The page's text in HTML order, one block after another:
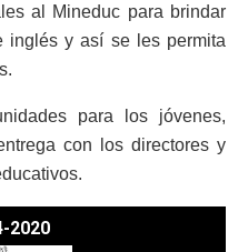
al Mineduc para brindar
inglés y así se les permita
para los jóvenes,
con los directores y
2020